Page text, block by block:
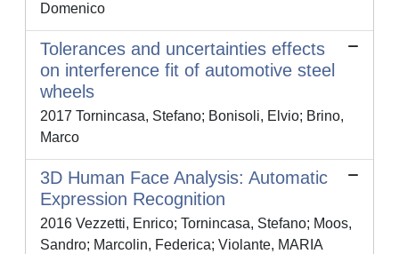
Domenico
Tolerances and uncertainties effects
on interference fit of automotive steel
wheels
2017 Tornincasa, Stefano; Bonisoli, Elvio; Brino,
Marco
3D Human Face Analysis: Automatic
Expression Recognition
2016 Vezzetti, Enrico; Tornincasa, Stefano; Moos,
Sandro; Marcolin, Federica; Violante, MARIA